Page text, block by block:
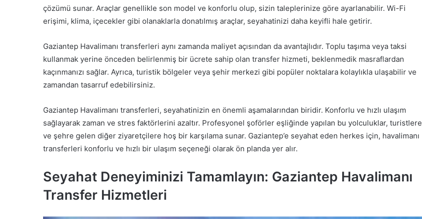
çözümü sunar. Araçlar genellikle son model ve konforlu olup, sizin taleplerinize göre ayarlanabilir. Wi-Fi
erişimi, klima, içecekler gibi olanaklarla donatılmış araçlar, seyahatinizi daha keyifli hale getirir.
Gaziantep Havalimanı transferleri aynı zamanda maliyet açısından da avantajlıdır. Toplu taşıma veya taksi
kullanmak yerine önceden belirlenmiş bir ücrete sahip olan transfer hizmeti, beklenmedik masraflardan
kaçınmanızı sağlar. Ayrıca, turistik bölgeler veya şehir merkezi gibi popüler noktalara kolaylıkla ulaşabilir ve
zamandan tasarruf edebilirsiniz.
Gaziantep Havalimanı transferleri, seyahatinizin en önemli aşamalarından biridir. Konforlu ve hızlı ulaşım
sağlayarak zaman ve stres faktörlerini azaltır. Profesyonel şoförler eşliğinde yapılan bu yolculuklar, turistlere
ve şehre gelen diğer ziyaretçilere hoş bir karşılama sunar. Gaziantep’e seyahat eden herkes için, havalimanı
transferleri konforlu ve hızlı bir ulaşım seçeneği olarak ön planda yer alır.
Seyahat Deneyiminizi Tamamlayın: Gaziantep Havalimanı
Transfer Hizmetleri